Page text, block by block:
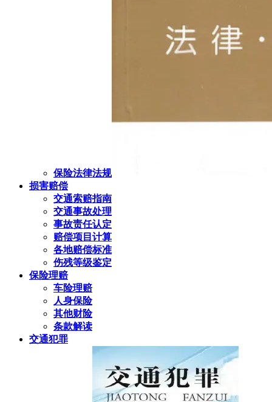
保险法律法规
损害赔偿
交通索赔指南
交通事故处理
事故责任认定
赔偿项目计算
各地赔偿标准
伤残等级鉴定
保险理赔
车险理赔
人身保险
其他财险
条款解读
交通犯罪